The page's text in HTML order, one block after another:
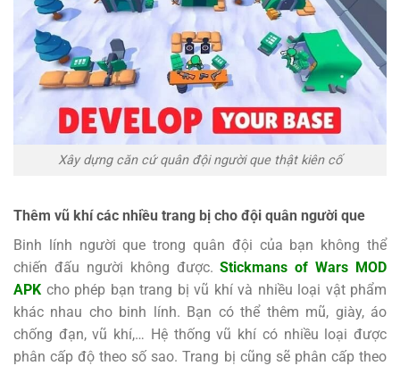
Xây dựng căn cứ quân đội người que thật kiên cố
Thêm vũ khí các nhiều trang bị cho đội quân người que
Binh lính người que trong quân đội của bạn không thể
chiến đấu người không được.Stickmans of Wars MOD
APK cho phép bạn trang bị vũ khí và nhiều loại vật phẩm
khác nhau cho binh lính. Bạn có thể thêm mũ, giày, áo
chống đạn, vũ khí,… Hệ thống vũ khí có nhiều loại được
phân cấp độ theo số sao. Trang bị cũng sẽ phân cấp theo